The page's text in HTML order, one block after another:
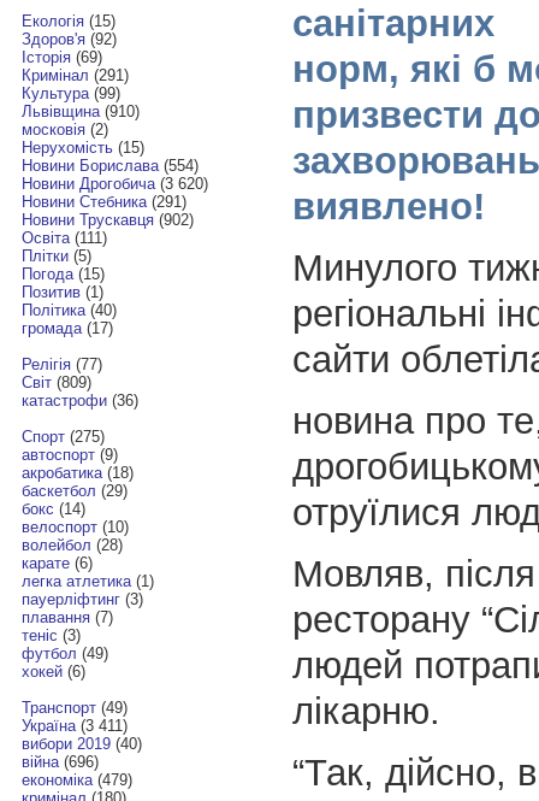
Екологія(15)
Здоров'я(92)
Історія(69)
Кримінал (291)
Культура(99)
Львівщина(910)
московія(2)
Нерухомість(15)
Новини Борислава(554)
Новини Дрогобича(3 620)
Новини Стебника(291)
Новини Трускавця(902)
Освіта(111)
Плітки(5)
Погода(15)
Позитив(1)
Політика(40)
громада(17)
Релігія(77)
Світ(809)
катастрофи(36)
Спорт(275)
автоспорт(9)
акробатика(18)
баскетбол (29)
бокс (14)
велоспорт(10)
волейбол (28)
карате(6)
легка атлетика(1)
пауерліфтинг(3)
плавання(7)
теніс (3)
футбол (49)
хокей(6)
Транспорт(49)
Україна(3 411)
вибори 2019(40)
війна(696)
економіка(479)
санітарних
норм, які б
призвести
виявлено!
Минулого
регіональні
сайти
новина про
отруїлися
Мовляв, після
ресторану
людей
лікарню.
“Так, дійсно,